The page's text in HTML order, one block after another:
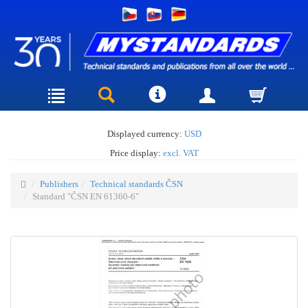
Displayed currency: USD
Price display: excl. VAT
Publishers
Technical standards ČSN
Standard "ČSN EN 61360-6"